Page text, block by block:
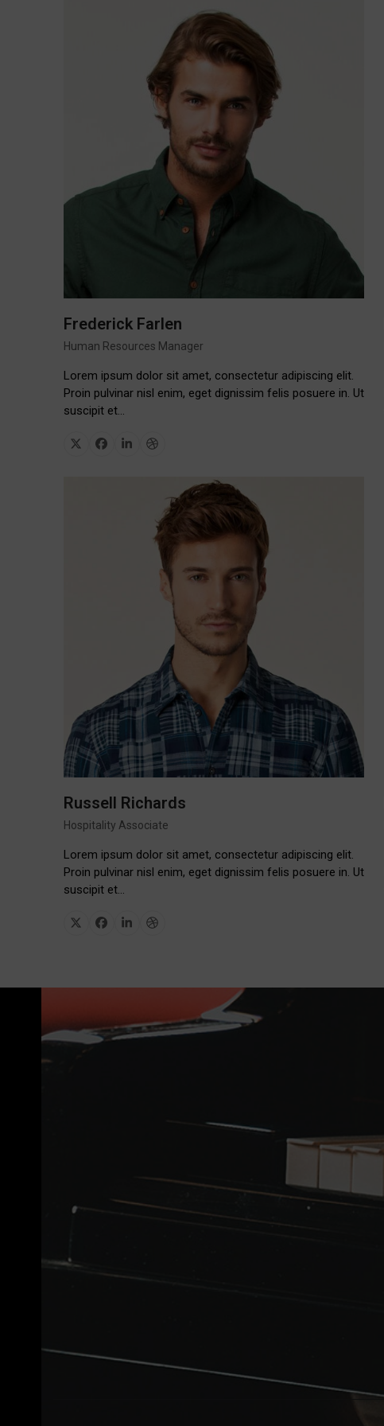
Frederick Farlen
Human Resources Manager
Lorem ipsum dolor sit amet, consectetur adipiscing elit.
Proin pulvinar nisl enim, eget dignissim felis posuere in. Ut
suscipit et…
X Facebook
LinkedinDribbble
Russell Richards
Hospitality Associate
Lorem ipsum dolor sit amet, consectetur adipiscing elit.
Proin pulvinar nisl enim, eget dignissim felis posuere in. Ut
suscipit et…
X Facebook
LinkedinDribbble